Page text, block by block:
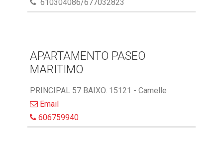
610304086/677032823
APARTAMENTO PASEO
MARITIMO
PRINCIPAL 57 BAIXO. 15121 - Camelle
Email
606759940